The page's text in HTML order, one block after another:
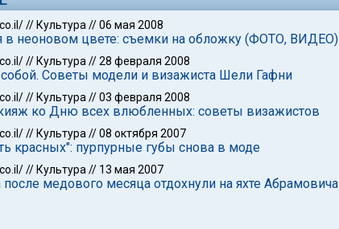
// Культура //06 мая 2008
в неоновом цвете: съемки на обложку (ФОТО, ВИДЕО)
// Культура //28 февраля 2008
Советы модели и визажиста Шели Гафни
// Культура //03 февраля 2008
ко Дню всех влюбленных: советы визажистов
// Культура //08 октября 2007
красных": пурпурные губы снова в моде
// Культура // 13 мая 2007
медового месяца отдохнули на яхте Абрамовича